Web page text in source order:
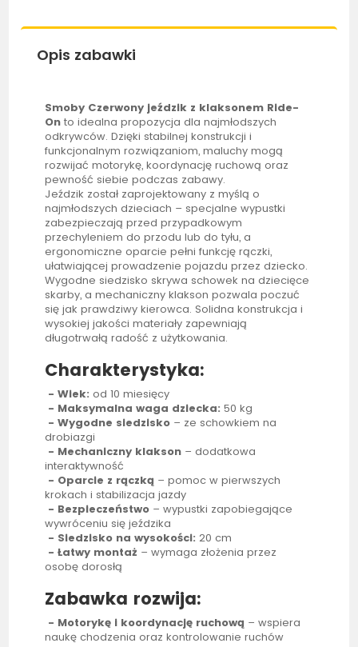
Opis zabawki
Smoby Czerwony jeździk z klaksonem Ride-
On to idealna propozycja dla najmłodszych
odkrywców. Dzięki stabilnej konstrukcji i
funkcjonalnym rozwiązaniom, maluchy mogą
rozwijać motorykę, koordynację ruchową oraz
pewność siebie podczas zabawy.
Jeździk został zaprojektowany z myślą o
najmłodszych dzieciach – specjalne wypustki
zabezpieczają przed przypadkowym
przechyleniem do przodu lub do tyłu, a
ergonomiczne oparcie pełni funkcję rączki,
ułatwiającej prowadzenie pojazdu przez dziecko.
Wygodne siedzisko skrywa schowek na dziecięce
skarby, a mechaniczny klakson pozwala poczuć
się jak prawdziwy kierowca. Solidna konstrukcja i
wysokiej jakości materiały zapewniają
długotrwałą radość z użytkowania.
Charakterystyka:
-Wiek: od 10 miesięcy
- Maksymalna waga dziecka: 50 kg
-Wygodne siedzisko – ze schowkiem na
drobiazgi
- Mechaniczny klakson – dodatkowa
interaktywność
- Oparcie z rączką – pomoc w pierwszych
krokach i stabilizacja jazdy
- Bezpieczeństwo – wypustki zapobiegające
wywróceniu się jeździka
- Siedzisko na wysokości: 20 cm
-Łatwy montaż – wymaga złożenia przez
osobę dorosłą
Zabawka rozwija:
- Motorykę i koordynację ruchową – wspiera
naukę chodzenia oraz kontrolowanie ruchów